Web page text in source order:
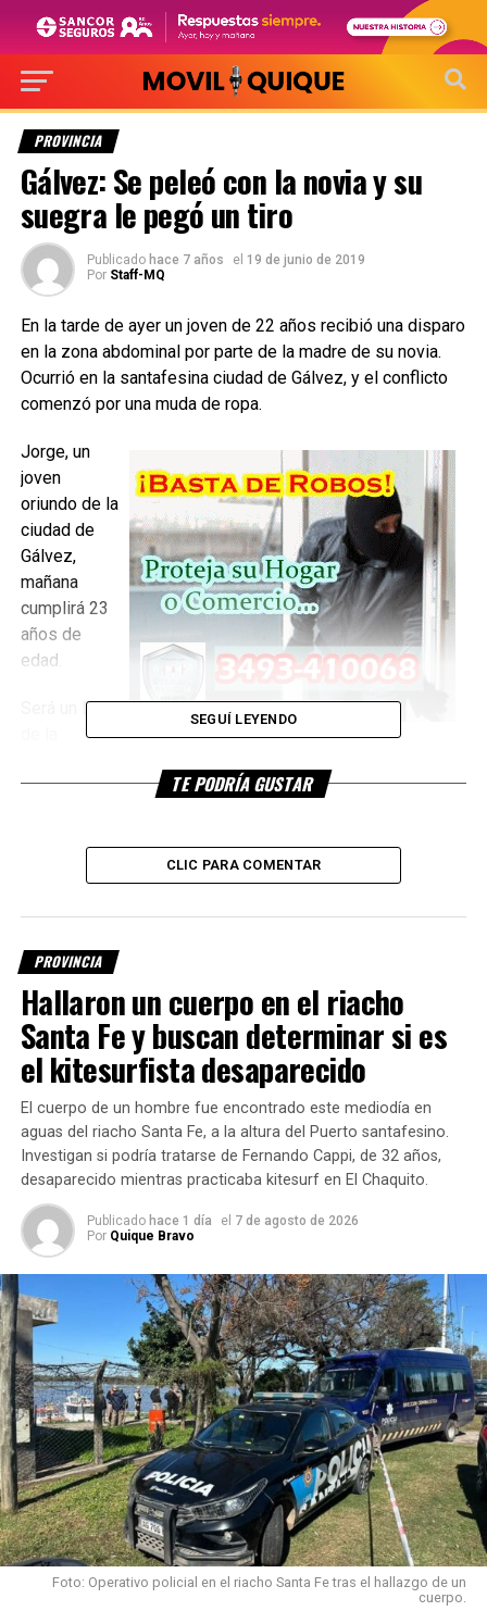
PROVINCIA
Gálvez: Se peleó con la novia y su
suegra le pegó un tiro
Publicado hace 7 años el 19 de junio de 2019
Por Staff-MQ
En la tarde de ayer un joven de 22 años recibió una disparo
en la zona abdominal por parte de la madre de su novia.
Ocurrió en la santafesina ciudad de Gálvez, y el conflicto
comenzó por una muda de ropa.
Jorge, un
joven
oriundo de la
ciudad de
Gálvez,
mañana
cumplirá 23
años de
edad.
Será un Día
capital provincial, luchando por su vida porque su suegra le
Da cuenta
hoy el sitio
que cuando
llegó al
nosocomio
intervenido
de urgencia,
perdió 2,5 litros de sangre y está conectado a un
respirador artificial, en la unidad coronaria del hospital.
INICIO DEL SUCESO
Todo comenzó porque la novia de Jorge, una adolescente
de 14 años de edad, le regaló ropa para su cumpleaños
(se la entregó de manera anticipada), luego de una
discusión que los jóvenes mantuvieron, y la madre de la
novia le reclamó a Jorge que le devuelva toda la ropa.
Obedeciendo la orden de la mujer de 27 años, él se acercó
a dejar las prendas en la casa de su novia.
Así las cosas, cuando fue a entregar una campera que se
había olvidado, la madre de su novia salió a la vereda y
abrió fuego sin mediar palabras.
SEGUÍ LEYENDO
TE PODRÍA GUSTAR
CLIC PARA COMENTAR
PROVINCIA
Hallaron un cuerpo en el riacho
Santa Fe y buscan determinar si es
el kitesurfista desaparecido
El cuerpo de un hombre fue encontrado este mediodía en
aguas del riacho Santa Fe, a la altura del Puerto santafesino.
Investigan si podría tratarse de Fernando Cappi, de 32 años,
desaparecido mientras practicaba kitesurf en El Chaquito.
Publicado hace 1 día el 7 de agosto de 2026
Por Quique Bravo
Foto: Operativo policial en el riacho Santa Fe tras el hallazgo de un
cuerpo.